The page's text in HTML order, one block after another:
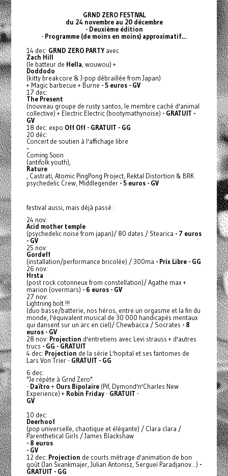
GRND ZERO FESTIVAL
du 24 novembre au 20 décembre
- Deuxième édition
- Programme (de moins en moins) approximatif…
14 dec: GRND ZERO PARTYavec
Zach Hill
(le batteur de Hella, wouwou) +
Doddodo
(kitty breakcore & J-pop débraillée from Japan)
+ Magic barbecue + Burne - 5 euros - GV
17 dec:
The Present
(nouveau groupe de rusty santos, le membre caché d'animal
collective) + Electric Electric (bootymathynoise) - GRATUIT -
GV
18 dec: expo Off Off - GRATUIT - GG
20 déc:
Concert de soutien à l'affichage libre
-
Coming Soon
(antifolk youth),
Rature
, Castrati, Atomic PingPong Project, Rektal Distortion & BRK
psychedelic Crew, Middlegender- 5 euros - GV
festival aussi, mais déjà passé :
24 nov:
Acid mother temple
(psychedelic noise from japan)/ 80 dates / Stearica - 7 euros
- GV
25 nov:
Gordeff
(installation/performance bricolée) / 300ma - Prix Libre - GG
26 nov:
Hrsta
(post rock cotonneux from constellation)/ Agathe max +
marion (overmars) - 6 euros - GV
27 nov:
Lightning bolt !!!
(duo basse/batterie, nos héros, entre un orgasme et la fin du
monde, l'équivalent musical de 30 000 handicapés mentaux
qui dansent sur un arc en ciel)/ Chewbacca / Socrates - 8
euros - GV
28 nov: Projection d'entretiens avec Levi strauss + d'autres
trucs - GG - GRATUIT
4 dec: Projection de la série L'hopital et ses fantomes de
Lars Von Trier -GRATUIT - GG
6 dec:
"Je répète à Grnd Zero"
- Daïtro+ Ours Bipolaire(Pif, Dymond'n'Charles New
Experience) + Robin Friday-GRATUIT -
GV
10 dec:
Deerhoof
(pop universelle, chaotique et élégante) / Clara clara /
Parenthetical Girls / James Blackshaw
- 8 euros
- GV
12 dec: Projection de courts métrage d'animation de bon
goût (Jan Švankmajer, Julian Antonisz, Sergueï Paradjanov...) -
GRATUIT - GG